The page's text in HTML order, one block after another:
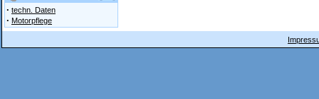
· techn. Daten
· Motorpflege